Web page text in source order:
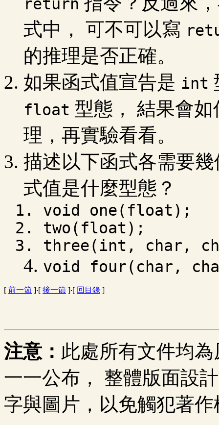
return
式中， 可不可以寫
的推理是否正確。
如果函式值宣告是 int
float 型態， 結果會
理，再實驗看看。
描述以下函式各需要
式值是什麼型態？
void one(float);
two(float);
three(int, char,
void four(char,
[ 前一節 ]‧[ 後一節 ]‧[ 回目錄 ]
注意： 此處所有文件均
一一公布， 整體版面設
字與圖片，以免觸犯著作